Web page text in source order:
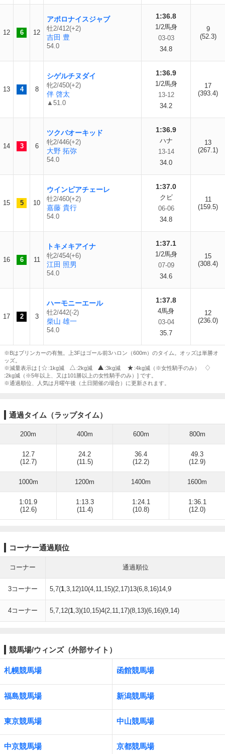
12 6 12
アポロナイスジャブ
牡2/412(+2)
吉田 豊
54.0
1:36.8
1/2馬身
03-03
34.8
9
(52.3)
13 4 8
シゲルチヌダイ
牝2/450(+2)
伴 啓太
▲51.0
1:36.9
1/2馬身
13-12
34.2
17
(393.4)
14 3 6
ツクバオーキッド
牝2/446(+2)
大野 拓弥
54.0
1:36.9
ハナ
13-14
34.0
13
(267.1)
15 5 10
ウインピアチェーレ
牡2/460(+2)
嘉藤 貴行
54.0
1:37.0
クビ
06-06
34.8
11
(159.5)
16 6 11
トキメキアイナ
牝2/454(+6)
江田 照男
54.0
1:37.1
1/2馬身
07-09
34.6
15
(308.4)
17 2 3
ハーモニーエール
牡2/442(-2)
柴山 雄一
54.0
1:37.8
4馬身
03-04
35.7
12
(236.0)
※Bはブリンカーの有無。上3Fはゴール前3ハロン（600m）のタイム。オッズは単勝オ
ッズ。
※減量表示は [
:1kg減 :2kg減 :3kg減
:4kg減（※女性騎手のみ）
:2kg減（※5年以上、又は101勝以上の女性騎手のみ）] です。
※通過順位、人気は月曜午後（土日開催の場合）に更新されます。
通過タイム（ラップタイム）
200m 400m 600m 800m
12.7
(12.7)
24.2
(11.5)
36.4
(12.2)
49.3
(12.9)
1000m 1200m 1400m 1600m
1:01.9
(12.6)
1:13.3
(11.4)
1:24.1
(10.8)
1:36.1
(12.0)
コーナー通過順位
コーナー 通過順位
3コーナー 5,7(1,3,12)10(4,11,15)(2,17)13(6,8,16)14,9
4コーナー 5,7,12(1,3)(10,15)4(2,11,17)(8,13)(6,16)(9,14)
競馬場/ウィンズ（外部サイト）
札幌競馬場 函館競馬場
福島競馬場 新潟競馬場
東京競馬場 中山競馬場
中京競馬場 京都競馬場